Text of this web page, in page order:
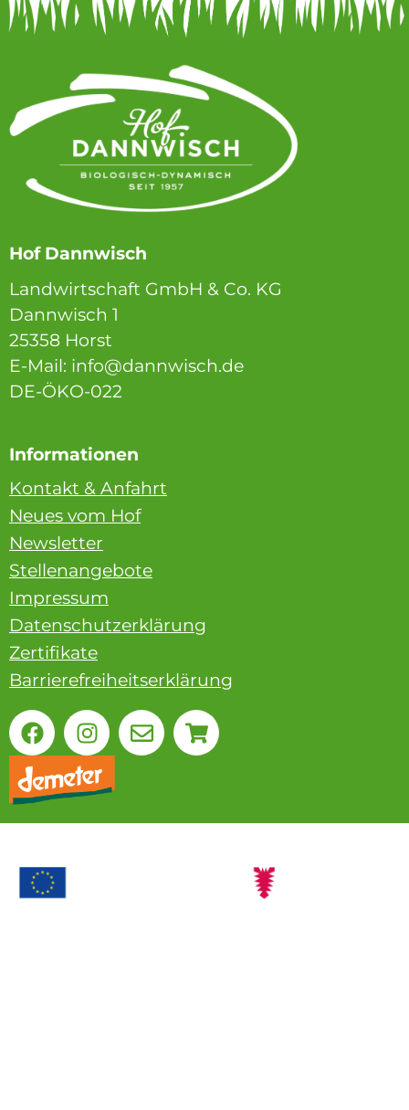
Hof Dannwisch
Landwirtschaft GmbH & Co. KG
Dannwisch 1
25358 Horst
E-Mail: info@dannwisch.de
DE-ÖKO-022
Informationen
Kontakt & Anfahrt
Neues vom Hof
Newsletter
Stellenangebote
Impressum
Datenschutzerklärung
Zertifikate
Barrierefreiheitserklärung